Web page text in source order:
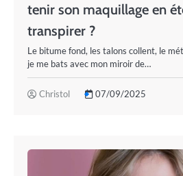
tenir son maquillage en
transpirer ?
Le bitume fond, les talons collent, le
je me bats avec mon miroir de…
Christol 07/09/2025